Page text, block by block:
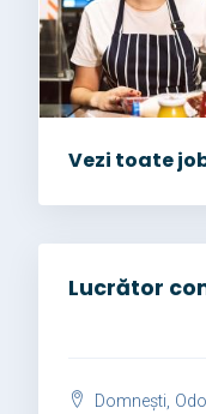
Vezi toate
Lucrător
Domnești,